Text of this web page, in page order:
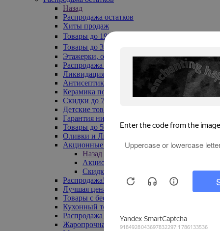
Назад
Распродажа остатков
Хиты продаж
Товары до 199₽
Товары до 399₽
Этажерки, обувницы
Распродажа текстиля до -50%
Ликвидация до -70%
Антисептики
Керамика по 129 руб
Скидки до 70%
Детские товары
Гарантия низкой цены
Товары до 500 руб
Оливки и Лимоны
Акционные товары
Назад
Акционные товары
Скидка 20% по промокоду
Распродажа! Ульяновск до -70%
Лучшая цена
Товары с бесплатной доставкой
Кухонный текстиль
Распродажа до -50%
Жаропрочная посуда